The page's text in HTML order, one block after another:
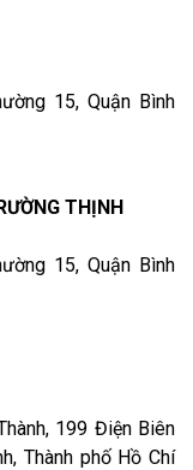
15, Quận Bình
THỊNH
15, Quận Bình
199 Điện Biên
Thành phố Hồ Chí